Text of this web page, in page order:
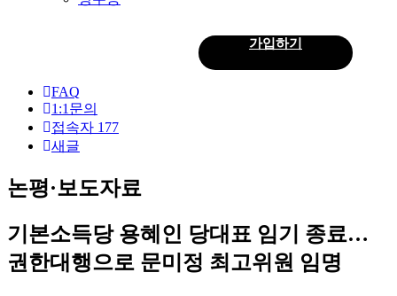
원
로
그
인
가입하기
FAQ
1:1문의
접속자 177
새글
논평·보도자료
기본소득당 용혜인 당대표 임기 종료…
권한대행으로 문미정 최고위원 임명